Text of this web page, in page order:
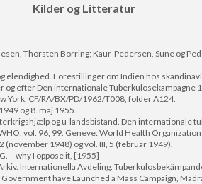
Kilder og Litteratur
Thorsten Borring; Kaur-Pedersen, Sune og
elendighed. Forestillinger om Indien hos
og efter Den internationale Tuberkulosekampagne
York, CF/RA/BX/PD/1962/T008, folder A124.
og 8. maj 1955.
og u-landsbistand. Den internationale
vol. 96, 99. Geneve: World Health Organization
(november 1948) og vol. III, 5 (februar 1949).
– why I oppose it, [1955]
Internationella Avdeling.
have Launched a Mass Campaign,